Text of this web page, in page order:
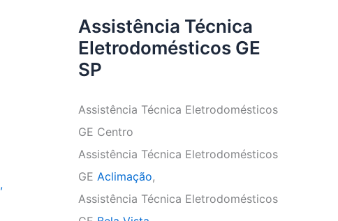
,
Assistência Técnica
Eletrodomésticos GE
SP
Assistência Técnica Eletrodomésticos
GE Centro
Assistência Técnica Eletrodomésticos
GE Aclimação,
Assistência Técnica Eletrodomésticos